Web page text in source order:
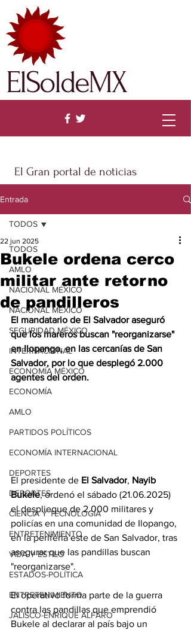
El Gran portal de noticias
ElSoldeMX
Entrada
TODOS
AMLO
NACIONAL MÉXICO
NACIONAL MÉXICO
SEGURIDAD MÉXICO
INTERNACIONAL
ECONOMÍA MÉXICO
ECONOMÍA
AMLO
PARTIDOS POLÍTICOS
ECONOMÍA INTERNACIONAL
DEPORTES
DEPORTES
CIENCIA Y TECNOLOGÍA
ENTRETENIMIENTO
VIDA Y ESTILO
ESTADOS-POLÍTICA
ENTRETENIMIENTO
JALISCO-ENRIQUE ALFARO
TODOS
Bukele ordena cerco
militar ante retorno
de pandilleros
22 jun 2025
El mandatario de El Salvador aseguró
que los mareros buscan "reorganizarse"
en Ilopango, en las cercanías de San
Salvador, por lo que desplegó 2.000
agentes del orden.
El presidente de El Salvador, Nayib
Bukele, ordenó el sábado (21.06.2025)
el despliegue de 2.000 militares y
policías en una comunidad de Ilopango,
en la periferia este de San Salvador, tras
asegurar que las pandillas buscan
"reorganizarse".
El operativo forma parte de la guerra
contra las pandillas que emprendió
Bukele al declarar al país bajo un